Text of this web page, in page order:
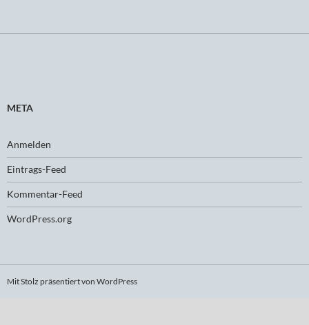
META
Anmelden
Eintrags-Feed
Kommentar-Feed
WordPress.org
Mit Stolz präsentiert von WordPress